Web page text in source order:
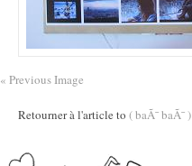
« Previous Image
Retourner à l'article to ( baÃ¯ baÃ¯ )